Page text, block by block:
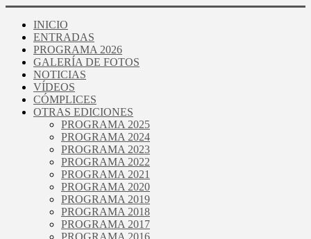
INICIO
ENTRADAS
PROGRAMA 2026
GALERÍA DE FOTOS
NOTICIAS
VÍDEOS
CÓMPLICES
OTRAS EDICIONES
PROGRAMA 2025
PROGRAMA 2024
PROGRAMA 2023
PROGRAMA 2022
PROGRAMA 2021
PROGRAMA 2020
PROGRAMA 2019
PROGRAMA 2018
PROGRAMA 2017
PROGRAMA 2016